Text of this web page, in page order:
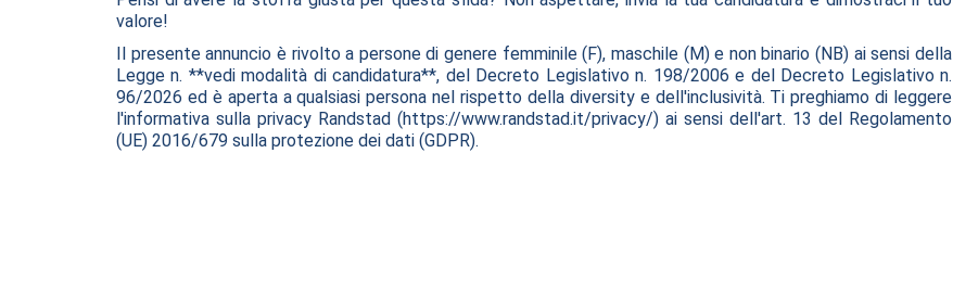
valore!
Il presente annuncio è rivolto a persone di genere femminile (F), maschile (M) e non binario (NB) ai sensi della
Legge n. **vedi modalità di candidatura**, del Decreto Legislativo n. 198/2006 e del Decreto Legislativo n.
96/2026 ed è aperta a qualsiasi persona nel rispetto della diversity e dell'inclusività. Ti preghiamo di leggere
l'informativa sulla privacy Randstad (https://www.randstad.it/privacy/) ai sensi dell'art. 13 del Regolamento
(UE) 2016/679 sulla protezione dei dati (GDPR).